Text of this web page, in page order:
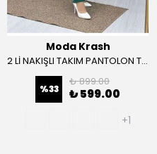
Moda Krash
2 Lİ NAKIŞLI TAKIM PANTOLON TUNİK
%33
₺ 899.00
₺ 599.00
+1